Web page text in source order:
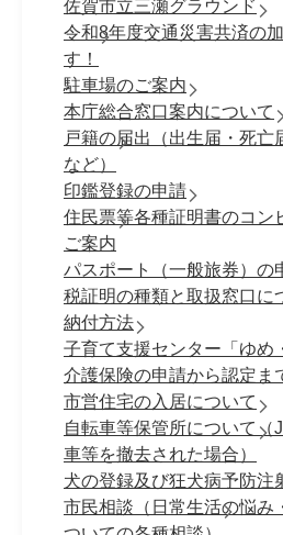
佐賀市立三瀬グラウンド
令和8年度交通災害共済の
す！
駐車場のご案内
本庁総合窓口案内について
戸籍の届出（出生届・死亡
など）
印鑑登録の申請
住民票等各種証明書のコン
ご案内
パスポート（一般旅券）の
税証明の種類と取扱窓口に
納付方法
子育て支援センター「ゆめ
介護保険の申請から認定ま
市営住宅の入居について
自転車等保管所について（
車等を撤去された場合）
犬の登録及び狂犬病予防注
市民相談（日常生活の悩み